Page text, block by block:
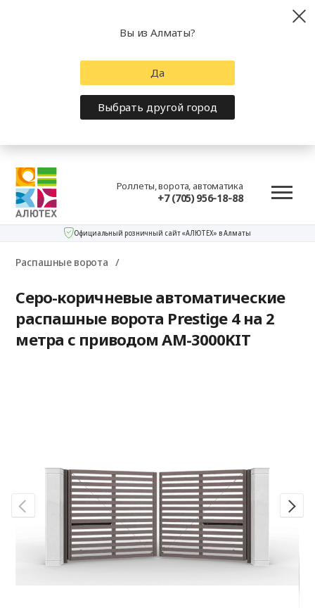
Роллеты, ворота, автоматика
+7 (705) 956-18-88
Официальный розничный сайт «АЛЮТЕХ» в Алматы
Распашные ворота
Серо-коричневые автоматические
распашные ворота Prestige 4 на 2
метра с приводом AM-3000KIT
Вы из Алматы?
Да
Выбрать другой город